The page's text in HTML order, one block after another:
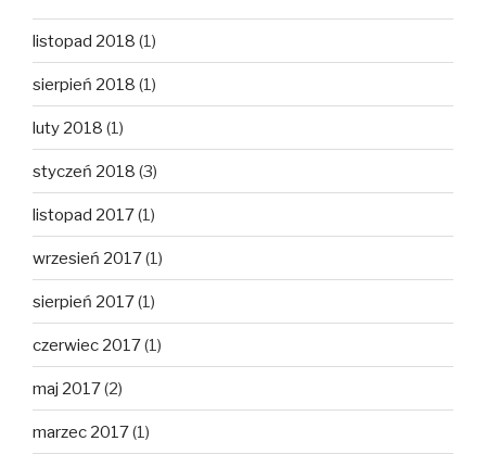
listopad 2018 (1)
sierpień 2018 (1)
luty 2018 (1)
styczeń 2018 (3)
listopad 2017(1)
wrzesień 2017(1)
sierpień 2017(1)
czerwiec 2017(1)
maj 2017(2)
marzec 2017(1)